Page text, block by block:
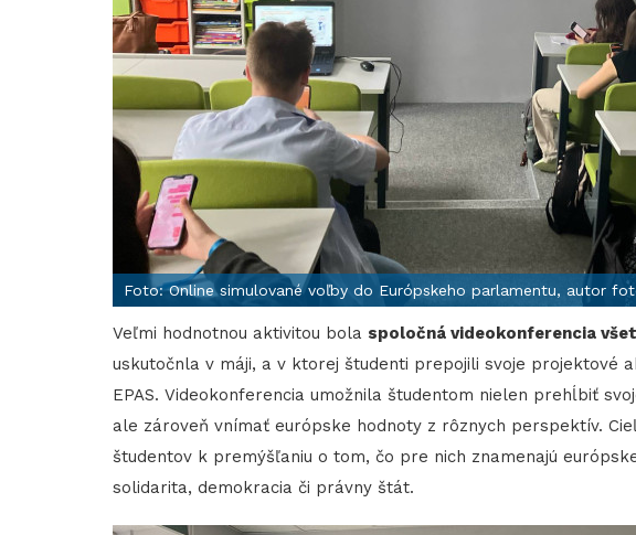
Foto: Online simulované voľby do Európskeho parlamentu, autor
Veľmi hodnotnou aktivitou bola spoločná videokonferencia
uskutočnla v máji, a v ktorej študenti prepojili svoje projektové
EPAS. Videokonferencia umožnila študentom nielen prehĺbiť
ale zároveň vnímať európske hodnoty z rôznych perspektív.
študentov k premýšľaniu o tom, čo pre nich znamenajú
solidarita, demokracia či právny štát.